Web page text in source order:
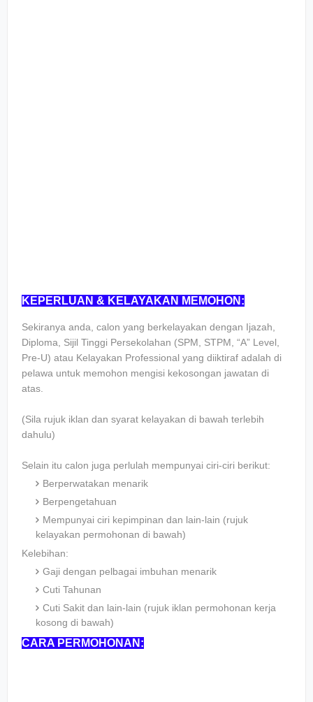
KEPERLUAN & KELAYAKAN MEMOHON:
Sekiranya anda, calon yang berkelayakan dengan Ijazah,
Diploma, Sijil Tinggi Persekolahan (SPM, STPM, “A” Level,
Pre-U) atau Kelayakan Professional yang diiktiraf adalah di
pelawa untuk memohon mengisi kekosongan jawatan di
atas.
(Sila rujuk iklan dan syarat kelayakan di bawah terlebih
dahulu)
Selain itu calon juga perlulah mempunyai ciri-ciri berikut:
Berperwatakan menarik
Berpengetahuan
Mempunyai ciri kepimpinan dan lain-lain (rujuk
kelayakan permohonan di bawah)
Kelebihan:
Gaji dengan pelbagai imbuhan menarik
Cuti Tahunan
Cuti Sakit dan lain-lain (rujuk iklan permohonan kerja
kosong di bawah)
CARA PERMOHONAN: